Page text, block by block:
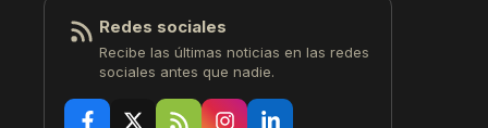
Redes sociales
Recibe las últimas noticias en las redes
sociales antes que nadie.